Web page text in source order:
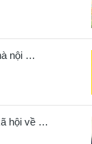
nội …
hội về …